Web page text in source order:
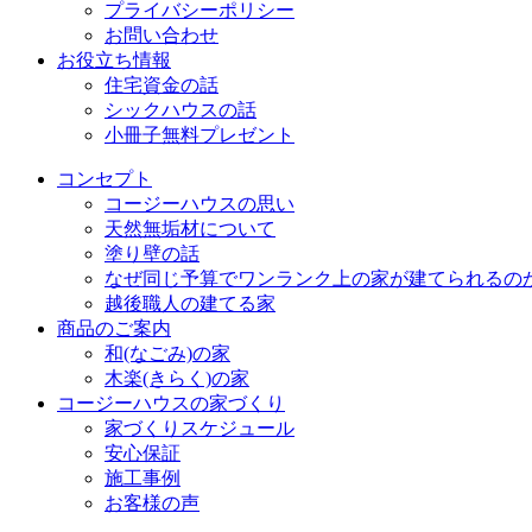
プライバシーポリシー
お問い合わせ
お役立ち情報
住宅資金の話
シックハウスの話
小冊子無料プレゼント
コンセプト
コージーハウスの思い
天然無垢材について
塗り壁の話
なぜ同じ予算でワンランク上の家が建てられるの
越後職人の建てる家
商品のご案内
和(なごみ)の家
木楽(きらく)の家
コージーハウスの家づくり
家づくりスケジュール
安心保証
施工事例
お客様の声